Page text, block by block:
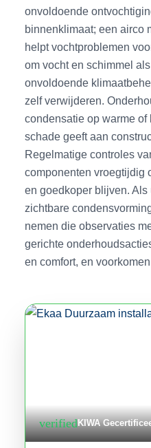
onvoldoende
binnenklimaat; een airco
helpt vochtproblemen
om vocht en schimmel
onvoldoende
zelf verwijderen.
condensatie op warme
schade geeft aan
Regelmatige controles
componenten vroegtijdig
en goedkoper blijven.
zichtbare
nemen die observaties
gerichte
en comfort, en
verifiedKIWA